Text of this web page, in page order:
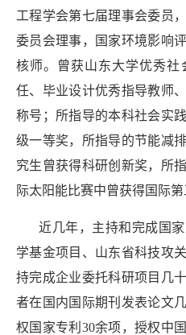
工程学会第七届理事会委员
委员会理事，国家环境影响
核师。曾获山东大学优秀社
任、毕业设计优秀指导教师
称号；所指导的本科社会实
级一等奖，所指导的节能减
究生曾获得科研创新奖，所
际太阳能比赛中曾获得国际第
近几年，主持和完成国
学基金项目、山东省科技攻
持完成企业委托科研项目几
者在国内国际期刊发表论文
权国家专利30余项，授权中